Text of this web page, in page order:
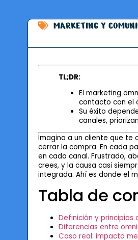
MARKETING Y
TL;DR:
El marketing
contacto con el
Su éxito
canales,
Imagina a un cliente que te
cerrar la compra. En cada
en cada canal. Frustrado,
crees, y la causa casi
integrada. Ahí es donde el
Tabla de
Definición y principios
Diferencias entre
Caso real: impacto